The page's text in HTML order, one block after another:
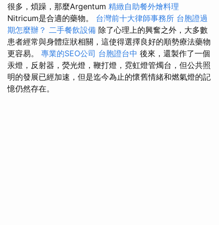
很多，煩躁，那麼Argentum 精緻自助餐外燴料理
Nitricum是合適的藥物。 台灣前十大律師事務所 台胞證過
期怎麼辦？ 二手餐飲設備 除了心理上的興奮之外，大多數
患者經常與身體症狀相關，這使得選擇良好的順勢療法藥物
更容易。 專業的SEO公司 台胞證台中 後來，還製作了一個
汞燈，反射器，熒光燈，鞭打燈，霓虹燈管燭台，但公共照
明的發展已經加速，但是迄今為止的懷舊情緒和燃氣燈的記
憶仍然存在。